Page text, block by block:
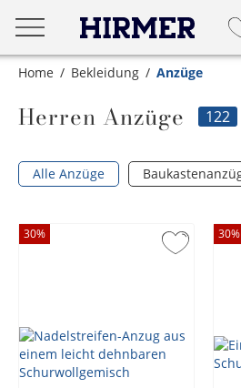
Home Bekleidung Anzüge
Herren Anzüge
122
Alle Anzüge
30% 30%